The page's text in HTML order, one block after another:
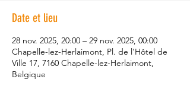
Date et lieu
28 nov. 2025, 20:00 – 29 nov. 2025, 00:00
Chapelle-lez-Herlaimont, Pl. de l'Hôtel de
Ville 17, 7160 Chapelle-lez-Herlaimont,
Belgique